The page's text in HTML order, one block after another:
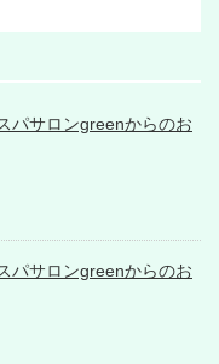
パサロンgreenからのお
パサロンgreenからのお